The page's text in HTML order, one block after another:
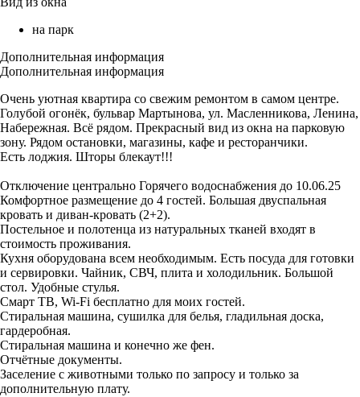
на парк
Дополнительная информация
Дополнительная информация
Очень уютная квартира со свежим ремонтом в самом центре.
Голубой огонёк, бульвар Мартынова, ул. Масленникова, Ленина,
Набережная. Всё рядом. Прекрасный вид из окна на парковую
зону. Рядом остановки, магазины, кафе и ресторанчики.
Есть лоджия. Шторы блекаут!!!
Отключение центрально Горячего водоснабжения до 10.06.25
Комфортное размещение до 4 гостей. Большая двуспальная
кровать и диван-кровать (2+2).
Постельное и полотенца из натуральных тканей входят в
стоимость проживания.
Кухня оборудована всем необходимым. Есть посуда для готовки
и сервировки. Чайник, СВЧ, плита и холодильник. Большой
стол. Удобные стулья.
Смарт ТВ, Wi-Fi бесплатно для моих гостей.
Стиральная машина, сушилка для белья, гладильная доска,
гардеробная.
Стиральная машина и конечно же фен.
Отчётные документы.
Заселение с животными только по запросу и только за
дополнительную плату.